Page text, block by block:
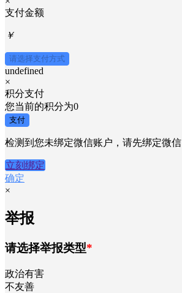
支付金额
￥
请选择支付方式
undefined
×
积分支付
您当前的积分为0
支付
检测到您未绑定微信账户，请先绑定微信
立刻绑定
确定
×
举报
请选择举报类型*
政治有害
不友善